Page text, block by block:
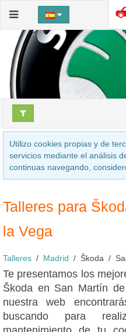
Utilizo cookies propias y de
servicios mediante el análisis
continuas navegando,
Talleres para
la Vega
Talleres Madrid Škoda
Te presentamos los
Škoda en San Martín
nuestra web
buscando para